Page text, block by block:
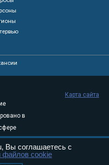
в
и
05
Карта сайта
Вы соглашаетесь с
файлов cookie